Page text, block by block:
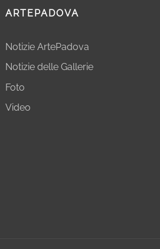
ARTEPADOVA
Notizie ArtePadova
Notizie delle Gallerie
Foto
Video